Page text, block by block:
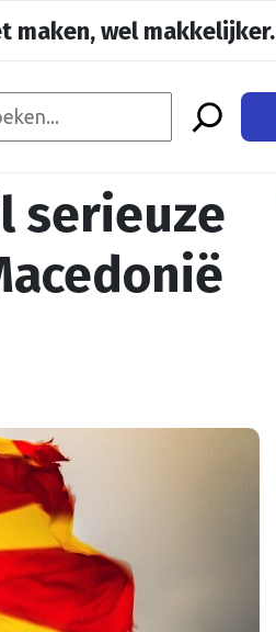
maken, wel makkelijker.
serieuze